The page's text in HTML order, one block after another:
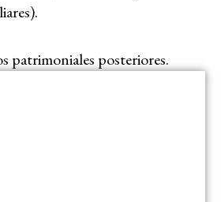
patrimoniales posteriores.